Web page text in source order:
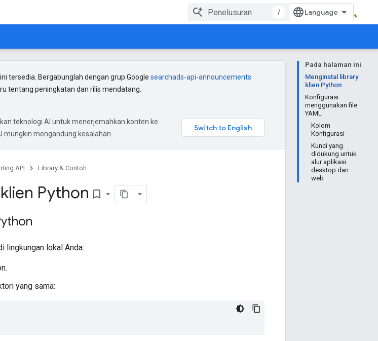
/
Pada halaman ini
Menginstal library
klien Python
Konfigurasi
menggunakan file
YAML
Kolom
Konfigurasi
Kunci yang
didukung untuk
alur aplikasi
desktop dan
web
tersedia. Bergabunglah dengan grup Google searchads-api-announcements
tentang peningkatan dan rilis mendatang.
teknologi AI untuk menerjemahkan konten ke
mungkin mengandung kesalahan.
API Library & Contoh
Python bookmark_border
lingkungan lokal Anda:
yang sama: